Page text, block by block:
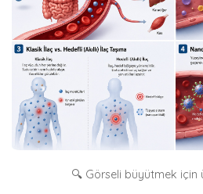
🔍 Görseli büyütmek için